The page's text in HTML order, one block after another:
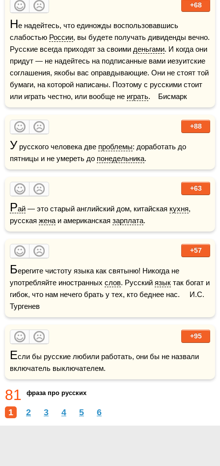
+68
Не надейтесь, что единожды воспользовавшись
слабостью России, вы будете получать дивиденды вечно.
Русские всегда приходят за своими деньгами. И когда они
придут — не надейтесь на подписанные вами иезуитские
соглашения, якобы вас оправдывающие. Они не стоят той
бумаги, на которой написаны. Поэтому с русскими стоит
или играть честно, или вообще не играть.    Бисмарк
+88
У русского человека две проблемы: доработать до
пятницы и не умереть до понедельника.
+63
Рай — это старый английский дом, китайская кухня,
русская жена и американская зарплата.
+57
Берегите чистоту языка как святыню! Никогда не
употребляйте иностранных слов. Русский язык так богат и
гибок, что нам нечего брать у тех, кто беднее нас.     И.С.
Тургенев
+95
Если бы русские любили работать, они бы не назвали
включатель выключателем.
81 фраза про русских
1 2 3 4 5 6